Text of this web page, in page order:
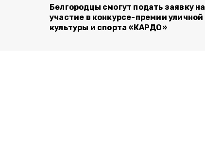
Белгородцы смогут подать заявку на
участие в конкурсе-премии уличной
культуры и спорта «КАРДО»